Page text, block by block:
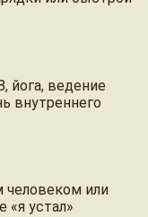
йога, ведение
внутреннего
человеком или
«я устал»